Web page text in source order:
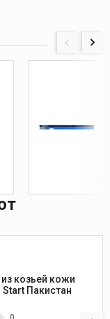
многоразовые
козьей кожи
TigMaster Start Пакистан